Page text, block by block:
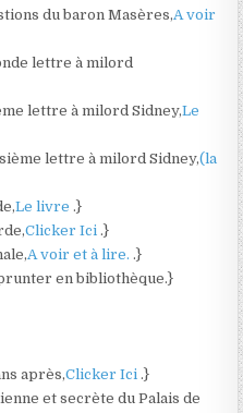
du baron Masères,A voir
lettre à milord
lettre à milord Sidney,Le
lettre à milord Sidney,(la
Le livre.}
Clicker Ici.}
A voir et à lire..}
en bibliothèque.}
après,Clicker Ici.}
et secrète du Palais de